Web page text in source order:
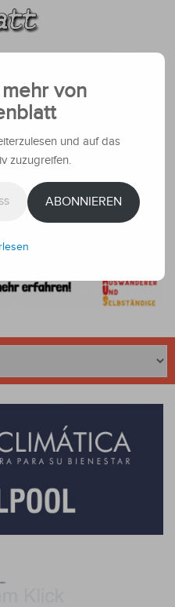
von
und auf das
zuzugreifen.
ABONNIEREN